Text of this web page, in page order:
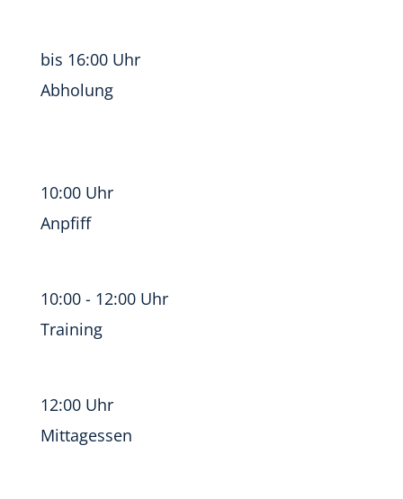
bis 16:00 Uhr
Abholung
10:00 Uhr
Anpfiff
10:00 - 12:00 Uhr
Training
12:00 Uhr
Mittagessen